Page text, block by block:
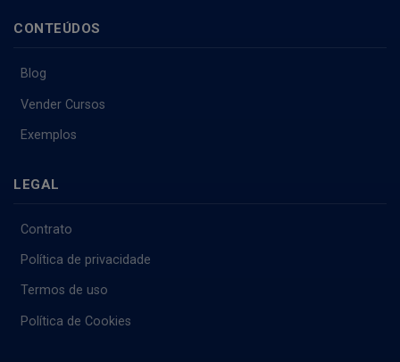
CONTEÚDOS
Blog
Vender Cursos
Exemplos
LEGAL
Contrato
Política de privacidade
Termos de uso
Política de Cookies